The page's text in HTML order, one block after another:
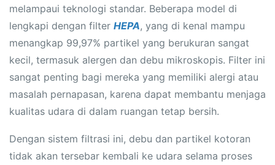
melampaui teknologi standar. Beberapa model di
lengkapi dengan filter HEPA, yang di kenal mampu
menangkap 99,97% partikel yang berukuran sangat
kecil, termasuk alergen dan debu mikroskopis. Filter ini
sangat penting bagi mereka yang memiliki alergi atau
masalah pernapasan, karena dapat membantu menjaga
kualitas udara di dalam ruangan tetap bersih.
Dengan sistem filtrasi ini, debu dan partikel kotoran
tidak akan tersebar kembali ke udara selama proses